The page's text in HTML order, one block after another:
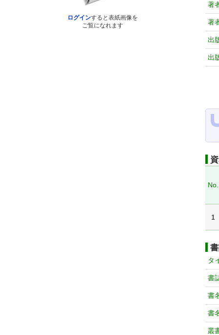
ログインすると表紙画像を
ご覧になれます
著
著
出
出
No.
1
タ
書
書
書
叢